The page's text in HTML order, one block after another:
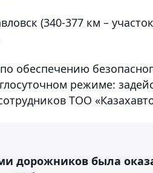
(340-377 км –
обеспечению
режиме:
ТОО
дорожников была